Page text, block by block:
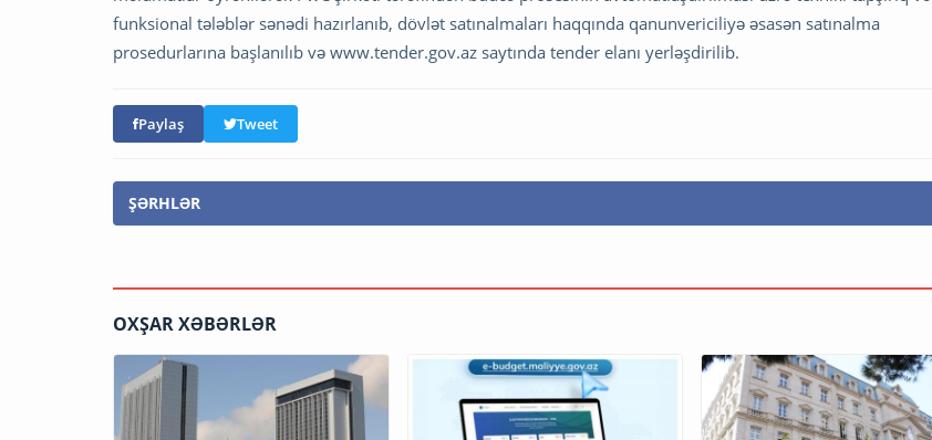
funksional tələblər sənədi hazırlanıb, dövlət satınalmaları haqqında qanunvericiliyə əsasən satınalma
prosedurlarına başlanılıb və www.tender.gov.az saytında tender elanı yerləşdirilib.
Paylaş Tweet
ŞƏRHLƏR
OXŞAR XƏBƏRLƏR